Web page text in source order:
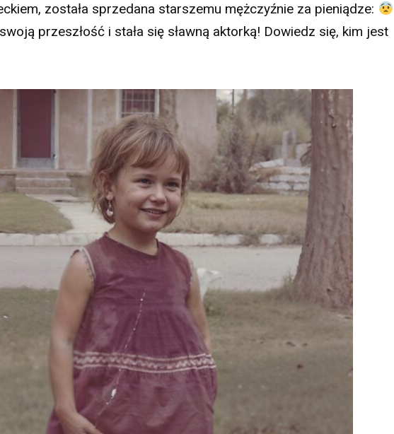
została sprzedana starszemu mężczyźnie za pieniądze:
przeszłość i stała się sławną aktorką! Dowiedz się, kim jest